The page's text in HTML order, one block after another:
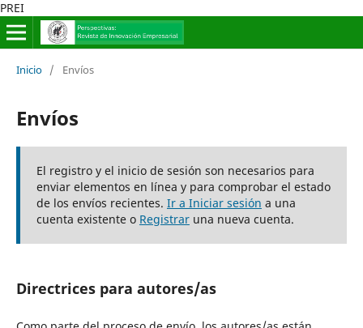
PREI
Inicio / Envíos
Envíos
El registro y el inicio de sesión son necesarios para
enviar elementos en línea y para comprobar el estado
de los envíos recientes. Ir a Iniciar sesión a una
cuenta existente o Registraruna nueva cuenta.
Directrices para autores/as